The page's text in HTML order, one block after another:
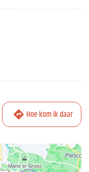
Hoe kom ik daar